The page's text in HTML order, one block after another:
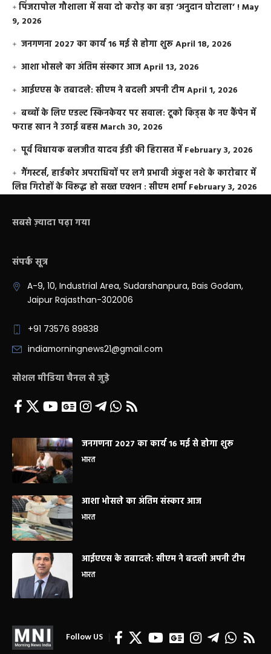
​पिंजरापोल गौशाला में सवा दो करोड़ का बड़ा ‘अनुदान घोटाला’ !May
9, 2026
जनगणना 2027 का कार्य 16 मई से होगा शुरूApril 18, 2026
आशा भोसले का अंतिम संस्कार आजApril 13, 2026
आईएएस के तबादले: सीएम ने बदली अपनी टीमApril 1, 2026
बच्चों के लिए एडल्ट स्किनकेयर पर सवाल: टूको किड्स के नए कैंपेन में
फराह खान ने उठाई बहसMarch 30, 2026
पूर्व विधायक बलजीत यादव ईडी की हिरासत में February 3, 2026
गैंगस्टर्स, हार्डकोर अपराधियों पर लगे प्रभावी अंकुश नशे के कारोबार में
लिप्त गिरोहों के विरूद्ध हो सख्त एक्शन : सीएम शर्मा February 3, 2026
सबसे ज़्यादा पढ़ा गया
संपर्क सूत्र
A-9, 10, Industrial Area, Sudarshanpura, Bais Godam,
Jaipur Rajasthan-302006
+91 73576 89838
indiamorningnews21@gmail.com
सोशल मीडिया चैनल से जुड़े
जनगणना 2027 का कार्य 16 मई से होगा शुरू
भारत
आशा भोसले का अंतिम संस्कार आज
भारत
आईएएस के तबादले: सीएम ने बदली अपनी टीम
भारत
Follow US